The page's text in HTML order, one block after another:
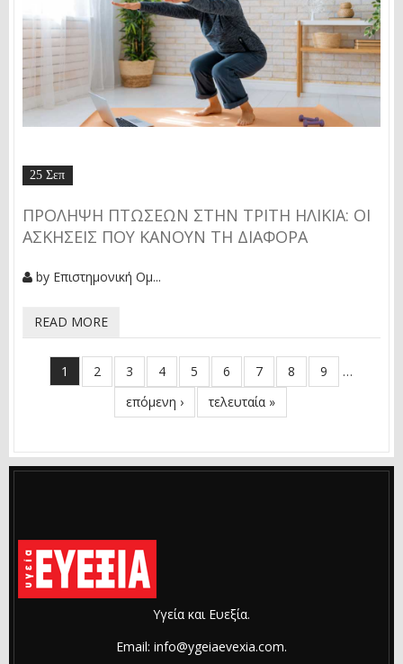
25 Σεπ
ΠΡΌΛΗΨΗ ΠΤΏΣΕΩΝ ΣΤΗΝ ΤΡΊΤΗ ΗΛΙΚΊΑ: ΟΙ
ΑΣΚΉΣΕΙΣ ΠΟΥ ΚΆΝΟΥΝ ΤΗ ΔΙΑΦΟΡΆ
by Επιστημονική Ομ...
READ MORE
ΣΕΛΊΔΕΣ
1 2 3 4 5 6 7 8 9
…
επόμενη ›
τελευταία »
Υγεία και Ευεξία.
Email: info@ygeiaevexia.com.